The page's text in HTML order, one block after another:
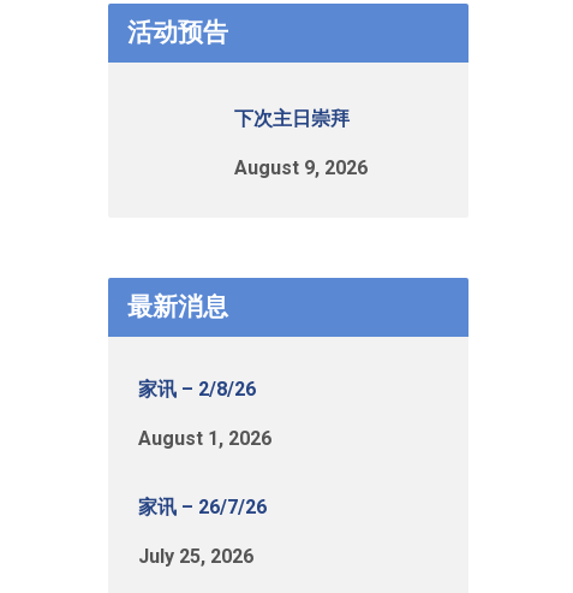
活动预告
下次主日崇拜
August 9, 2026
最新消息
家讯 – 2/8/26
August 1, 2026
家讯 – 26/7/26
July 25, 2026